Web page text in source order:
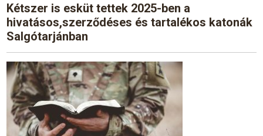
Kétszer is esküt tettek 2025-ben a
hivatásos,szerződéses és tartalékos katonák
Salgótarjánban